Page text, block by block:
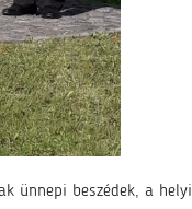
ünnepi beszédek, a helyi